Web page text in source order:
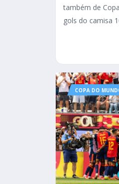
também de
gols do camisa
COPA DO